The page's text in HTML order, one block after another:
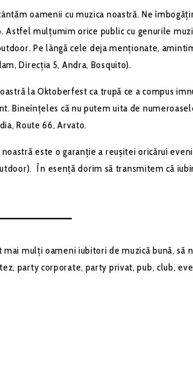
oamenii cu muzica noastră. Ne
Astfel mulțumim orice public cu genurile
Pe lângă cele deja menționate,
Direcția 5, Andra, Bosquito).
la Oktoberfest ca trupă ce a compus
Bineînțeles că nu putem uita de
Route 66, Arvato.
este o garanție a reușitei oricărui
În esență dorim să transmitem că
mai mulți oameni iubitori de muzică bună, să
party corporate, party privat, pub, club,